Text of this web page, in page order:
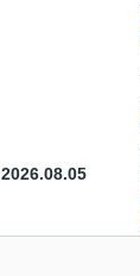
2026.08.05